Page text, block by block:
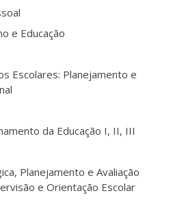
e Educação
Escolares: Planejamento e
da Educação I, II, III
Planejamento e Avaliação
e Orientação Escolar